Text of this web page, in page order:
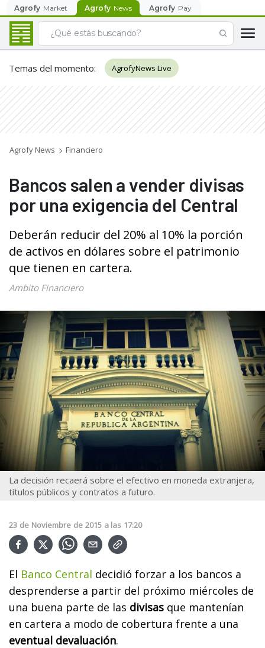
Agrofy Market Agrofy News Agrofy Pay
Temas del momento: AgrofyNews Live
Agrofy News Financiero
Bancos salen a vender divisas
por una exigencia del Central
Deberán reducir del 20% al 10% la porción
de activos en dólares sobre el patrimonio
que tienen en cartera.
Ambito Financiero
La decisión recaerá sobre el efectivo en moneda extranjera,
títulos públicos y contratos a futuro.
23 de Noviembre de 2015 a las 17:20
El Banco Central decidió forzar a los bancos a
desprenderse a partir del próximo miércoles de
una buena parte de las divisas que mantenían
en cartera a modo de cobertura frente a una
eventual devaluación.